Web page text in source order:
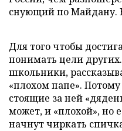
снующий по Майдану.
Для того чтобы
понимать цели
школьники,
«плохом папе».
стоящие за ней
может, и «плохой», но
начнут чиркать